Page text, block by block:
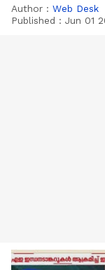
രാജേന്ദ്ര
Author : Web Desk
Published : Jun 01